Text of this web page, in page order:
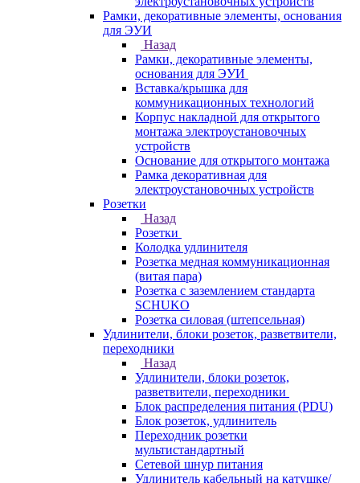
Рамки, декоративные элементы, основания
для ЭУИ
Назад
Рамки, декоративные элементы,
основания для ЭУИ
Вставка/крышка для
коммуникационных технологий
Корпус накладной для открытого
монтажа электроустановочных
устройств
Основание для открытого монтажа
Рамка декоративная для
электроустановочных устройств
Розетки
Назад
Розетки
Колодка удлинителя
Розетка медная коммуникационная
(витая пара)
Розетка с заземлением стандарта
SCHUKO
Розетка силовая (штепсельная)
Удлинители, блоки розеток, разветвители,
переходники
Назад
Удлинители, блоки розеток,
разветвители, переходники
Блок распределения питания (PDU)
Блок розеток, удлинитель
Переходник розетки
мультистандартный
Сетевой шнур питания
Удлинитель кабельный на катушке/